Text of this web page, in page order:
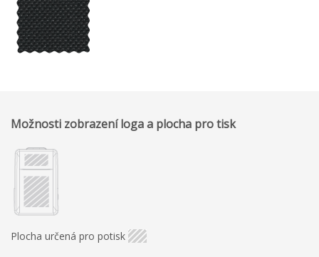
Možnosti zobrazení loga a plocha pro tisk
Plocha určená pro potisk